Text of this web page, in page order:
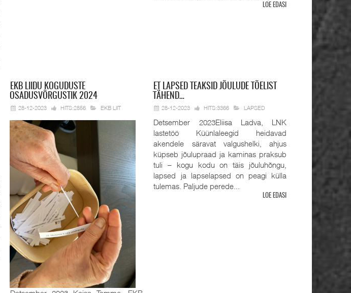
LOE EDASI
EKBLIIDU KOGUDUSTE
OSADUSVÕRGUSTIK 2024
28-12-2023 HITS:2856 EKB LIIT
ET
LAPSED TEAKSID JÕULUDE TÕELIST
TÄHEND…
28-12-2023 HITS:3366 LAPSED
Detsember 2023Eliisa Ladva, LNK
lastetöö Küünlaleegid heidavad
akendele säravat valgushelki, ahjus
küpseb jõulupraad ja kaminas praksub
tuli – kogu kodu on täis jõuluhõngu,
lapsed ja lapselapsed on peagi külla
tulemas. Paljude perede...
LOE EDASI